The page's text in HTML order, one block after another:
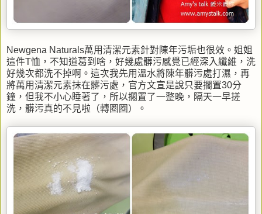
Newgena Naturals萬用清潔元素針對陳年污垢也很效。姐姐
這件T恤，不知道葛到啥，好幾處髒污感覺已經深入纖維，洗
好幾次都洗不掉啊。這次我先用溫水將陳年髒污處打濕，再
將萬用清潔元素抹在髒污處，官方文宣是說只要擱置30分
鐘，但我不小心睡著了，所以擱置了一整晚，隔天一早搓
洗，髒污真的不見啦（轉圈圈）。